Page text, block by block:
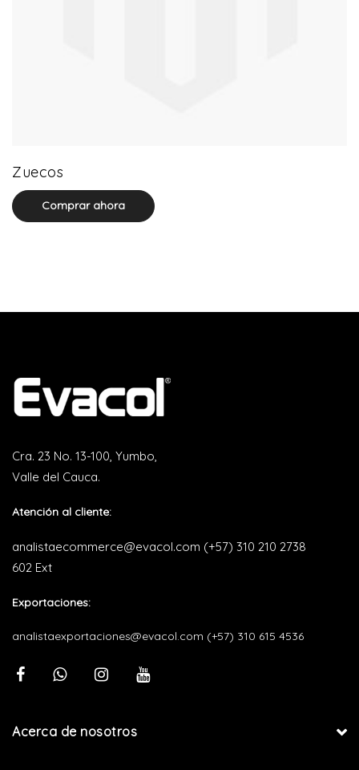
Zuecos
Comprar ahora
Cra. 23 No. 13-100, Yumbo,
Valle del Cauca.
Atención al cliente:
analistaecommerce@evacol.com (+57) 310 210 2738
602 Ext
Exportaciones:
analistaexportaciones@evacol.com (+57) 310 615 4536
Acerca de nosotros